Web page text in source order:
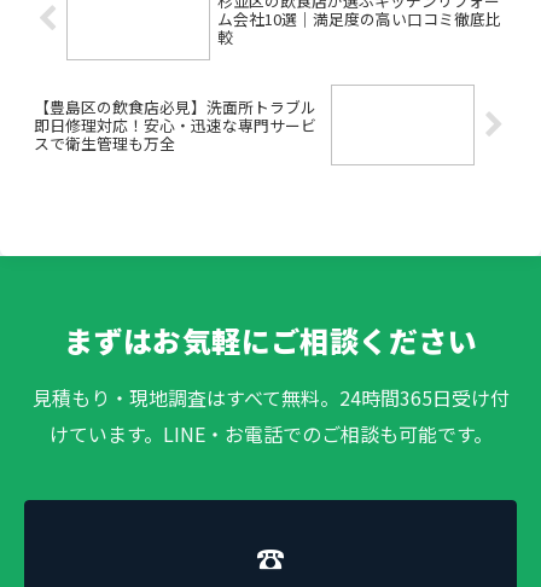
ム会社10選｜満足度の高い口コミ徹底比
較
【豊島区の飲食店必見】洗面所トラブル
即日修理対応！安心・迅速な専門サービ
スで衛生管理も万全
まずはお気軽にご相談ください
見積もり・現地調査はすべて無料。24時間365日受け付
けています。LINE・お電話でのご相談も可能です。
☎